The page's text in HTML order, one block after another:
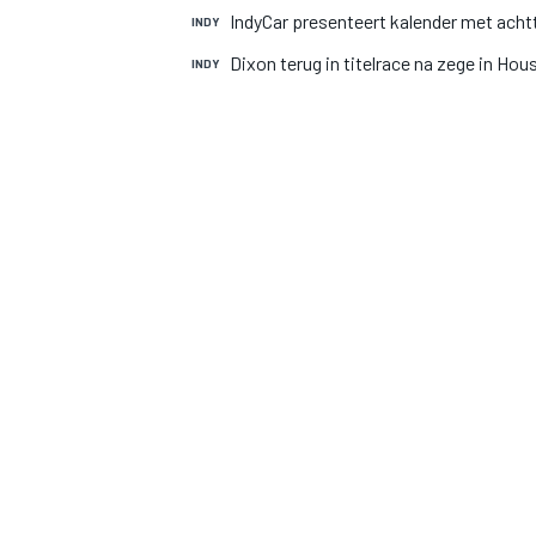
INDY IndyCar presenteert kalender met
INDY Dixon terug in titelrace na zege in